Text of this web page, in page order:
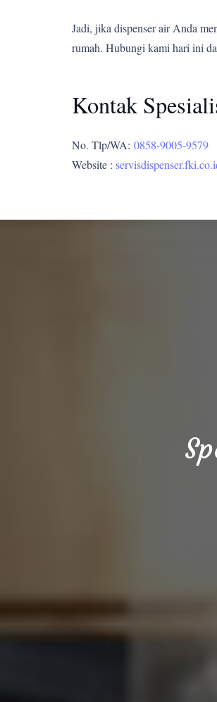
Jadi, jika dispenser air Anda
rumah. Hubungi kami hari ini
Kontak
No. Tlp/WA: 0858-9005-9579
Website :